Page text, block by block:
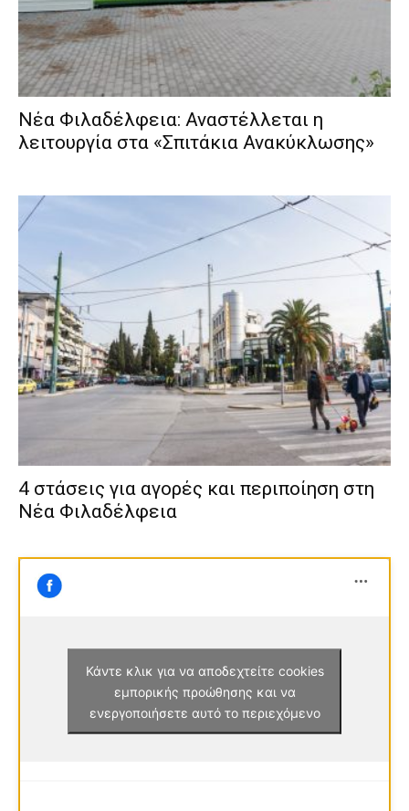
Νέα Φιλαδέλφεια: Αναστέλλεται η
λειτουργία στα «Σπιτάκια Ανακύκλωσης»
4 στάσεις για αγορές και περιποίηση στη
Νέα Φιλαδέλφεια
Κάντε κλικ για να αποδεχτείτε cookies
εμπορικής προώθησης και να
ενεργοποιήσετε αυτό το περιεχόμενο